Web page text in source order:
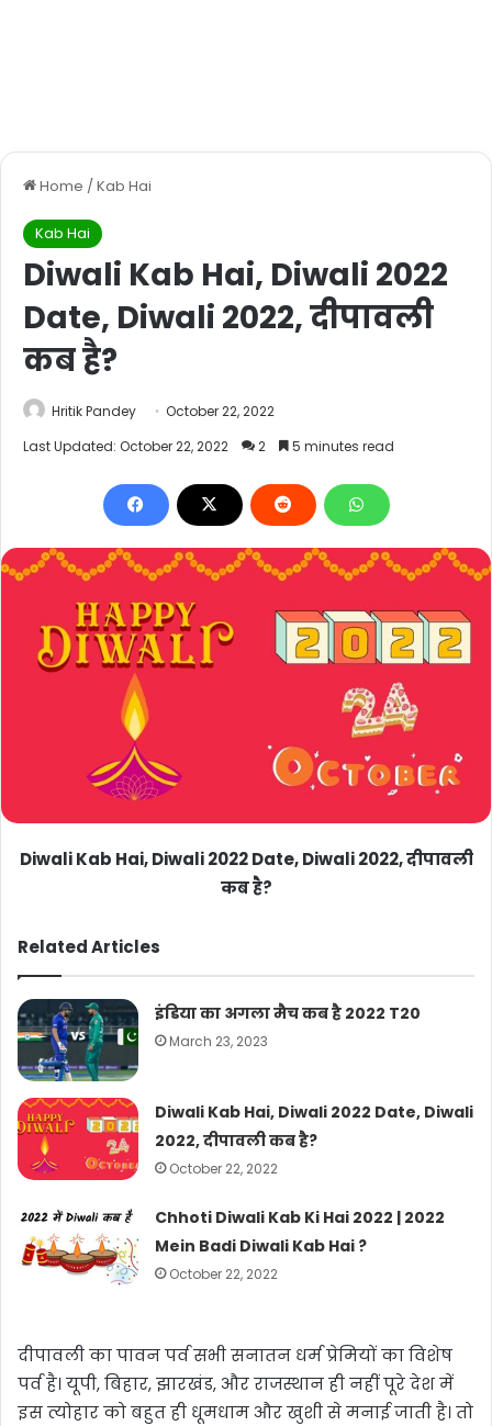
Home / Kab Hai
Kab Hai
Diwali Kab Hai, Diwali 2022
Date, Diwali 2022, दीपावली
कब है?
Hritik Pandey
October 22, 2022
Last Updated: October 22, 2022
2 5 minutes read
Diwali Kab Hai, Diwali 2022 Date, Diwali 2022, दीपावली
कब है?
Related Articles
इंडिया का अगला मैच कब है 2022 T20
March 23, 2023
Diwali Kab Hai, Diwali 2022 Date, Diwali
2022, दीपावली कब है?
October 22, 2022
Chhoti Diwali Kab Ki Hai 2022 | 2022
Mein Badi Diwali Kab Hai ?
October 22, 2022
दीपावली का पावन पर्व सभी सनातन धर्म प्रेमियों का विशेष
पर्व है। यूपी, बिहार, झारखंड, और राजस्थान ही नहीं पूरे देश में
इस त्योहार को बहुत ही धूमधाम और खुशी से मनाई जाती है। तो